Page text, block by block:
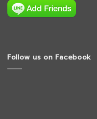
Follow us on Facebook